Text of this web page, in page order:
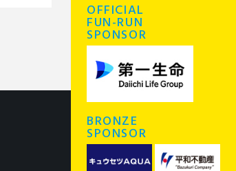
OFFICIAL
FUN-RUN
SPONSOR
BRONZE
SPONSOR